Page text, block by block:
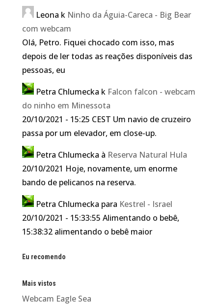
Leona k Ninho da Águia-Careca - Big Bear
com webcam
Olá, Petro. Fiquei chocado com isso, mas
depois de ler todas as reações disponíveis das
pessoas, eu
Petra Chlumecka k Falcon falcon - webcam
do ninho em Minessota
20/10/2021 - 15:25 CEST Um navio de cruzeiro
passa por um elevador, em close-up.
Petra Chlumecka à Reserva Natural Hula
20/10/2021 Hoje, novamente, um enorme
bando de pelicanos na reserva.
Petra Chlumecka para Kestrel - Israel
20/10/2021 - 15:33:55 Alimentando o bebê,
15:38:32 alimentando o bebê maior
Eu recomendo
Mais vistos
Webcam Eagle Sea